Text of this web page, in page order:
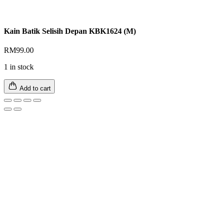
Kain Batik Selisih Depan KBK1624 (M)
RM99.00
1 in stock
Add to cart